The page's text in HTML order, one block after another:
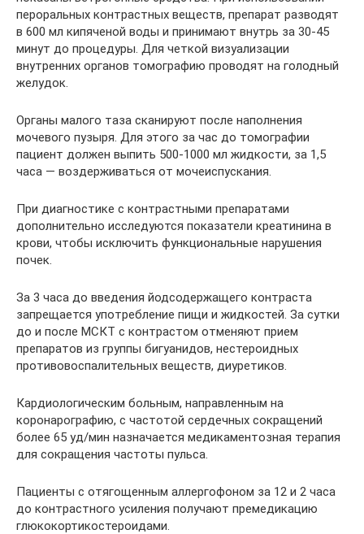
пероральных контрастных веществ, препарат разводят
в 600 мл кипяченой воды и принимают внутрь за 30-45
минут до процедуры. Для четкой визуализации
внутренних органов томографию проводят на голодный
желудок.
Органы малого таза сканируют после наполнения
мочевого пузыря. Для этого за час до томографии
пациент должен выпить 500-1000 мл жидкости, за 1,5
часа — воздерживаться от мочеиспускания.
При диагностике с контрастными препаратами
дополнительно исследуются показатели креатинина в
крови, чтобы исключить функциональные нарушения
почек.
За 3 часа до введения йодсодержащего контраста
запрещается употребление пищи и жидкостей. За сутки
до и после МСКТ с контрастом отменяют прием
препаратов из группы бигуанидов, нестероидных
противовоспалительных веществ, диуретиков.
Кардиологическим больным, направленным на
коронарографию, с частотой сердечных сокращений
более 65 уд/мин назначается медикаментозная терапия
для сокращения частоты пульса.
Пациенты с отягощенным аллергофоном за 12 и 2 часа
до контрастного усиления получают премедикацию
глюкокортикостероидами.